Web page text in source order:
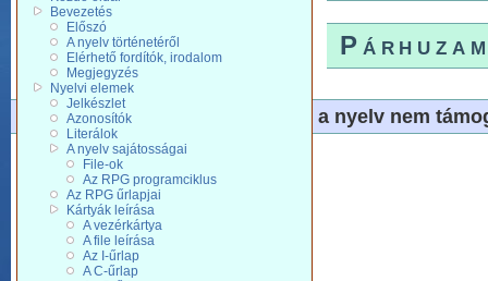
Bevezetés
Előszó
A nyelv történetéről
Elérhető fordítók, irodalom
Megjegyzés
Nyelvi elemek
Jelkészlet
Azonosítók
Literálok
A nyelv sajátosságai
File-ok
Az RPG programciklus
Az RPG űrlapjai
Kártyák leírása
A vezérkártya
A file leírása
Az I-űrlap
A C-űrlap
a nyelv nem